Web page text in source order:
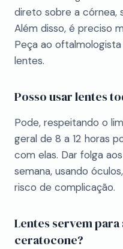
direto sobre a córnea,
Além disso, é preciso
Peça ao
lentes.
Posso usar lentes
Pode, respeitando o
geral de 8 a 12 horas
com elas. Dar folga
semana, usando
risco de complicação.
Lentes servem
ceratocone?